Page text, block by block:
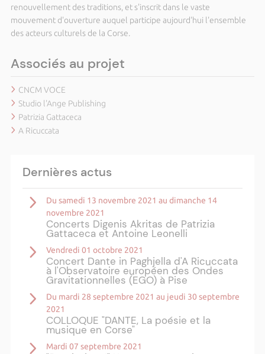
renouvellement des traditions, et s'inscrit dans le vaste
mouvement d'ouverture auquel participe aujourd'hui l'ensemble
des acteurs culturels de la Corse.
Associés au projet
CNCM VOCE
Studio l'Ange Publishing
Patrizia Gattaceca
A Ricuccata
Dernières actus
Du samedi 13 novembre 2021 au dimanche 14
novembre 2021
Concerts Digenis Akritas de Patrizia
Gattaceca et Antoine Leonelli
Vendredi 01 octobre 2021
Concert Dante in Paghjella d'A Ricuccata
à l'Observatoire européen des Ondes
Gravitationnelles (EGO) à Pise
Du mardi 28 septembre 2021 au jeudi 30 septembre
2021
COLLOQUE "DANTE, La poésie et la
musique en Corse"
Mardi 07 septembre 2021